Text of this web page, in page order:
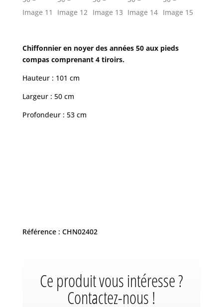
Chiffonnier en noyer des années 50 aux pieds
compas comprenant 4 tiroirs.
Hauteur : 101 cm
Largeur : 50 cm
Profondeur : 53 cm
Référence : CHN02402
Ce produit vous intéresse ?
Contactez-nous !